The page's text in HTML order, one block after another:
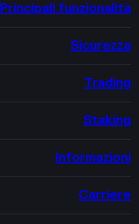
Principali funzionalità
Sicurezza
Trading
Staking
Informazioni
Carriere